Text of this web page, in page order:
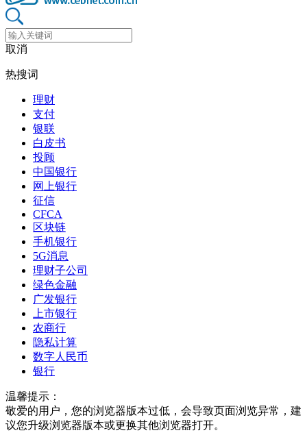
取消
热搜词
理财
支付
银联
白皮书
投顾
中国银行
网上银行
征信
CFCA
区块链
手机银行
5G消息
理财子公司
绿色金融
广发银行
上市银行
农商行
隐私计算
数字人民币
银行
温馨提示：
敬爱的用户，您的浏览器版本过低，会导致页面浏览异常，建
议您升级浏览器版本或更换其他浏览器打开。